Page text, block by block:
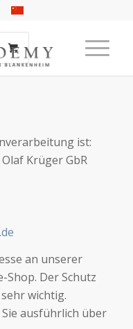
ist:
Krüger GbR
an unserer
Shop. Der Schutz
wichtig.
ausführlich über